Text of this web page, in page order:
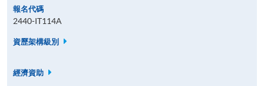
報名代碼
2440-IT114A
資歷架構級別
經濟資助